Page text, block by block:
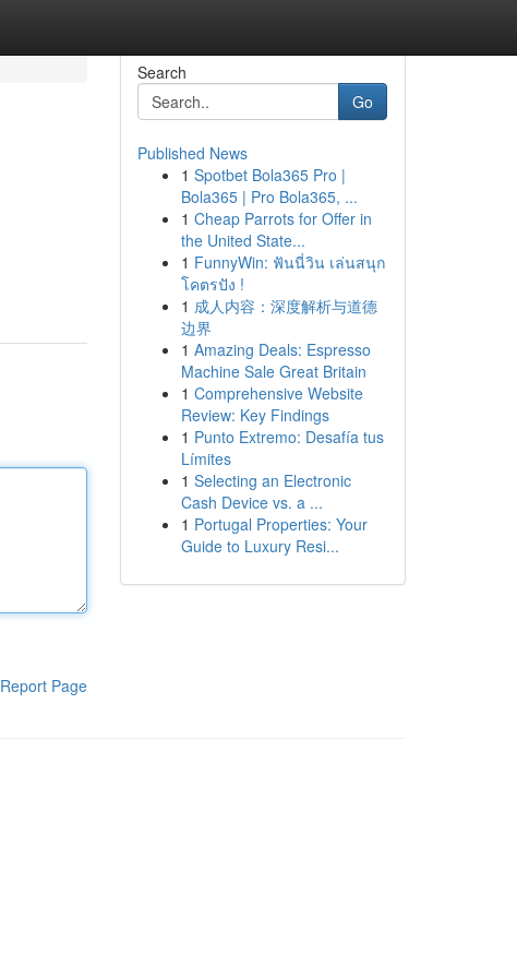
Report Page
Search
Go
Published News
1 Spotbet Bola365 Pro |
Bola365 | Pro Bola365, ...
1 Cheap Parrots for Offer in
the United State...
1 FunnyWin: ฟันนี่วิน เล่นสนุก
โคตรปัง !
1 成人内容：深度解析与道德
边界
1 Amazing Deals: Espresso
Machine Sale Great Britain
1 Comprehensive Website
Review: Key Findings
1 Punto Extremo: Desafía tus
Límites
1 Selecting an Electronic
Cash Device vs. a ...
1 Portugal Properties: Your
Guide to Luxury Resi...